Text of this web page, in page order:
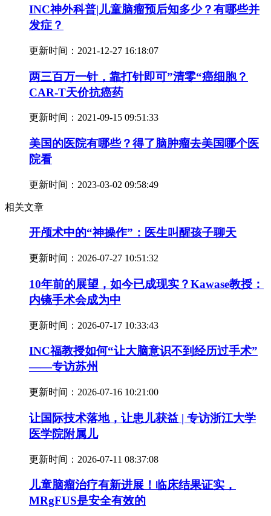
INC神外科普|儿童脑瘤预后知多少？有哪些并
发症？
更新时间： 2021-12-27 16:18:07
两三百万一针，靠打针即可”清零“癌细胞？
CAR-T天价抗癌药
更新时间： 2021-09-15 09:51:33
美国的医院有哪些？得了脑肿瘤去美国哪个医
院看
更新时间： 2023-03-02 09:58:49
相关文章
开颅术中的“神操作”：医生叫醒孩子聊天
更新时间： 2026-07-27 10:51:32
10年前的展望，如今已成现实？Kawase教授：
内镜手术会成为中
更新时间： 2026-07-17 10:33:43
INC福教授如何“让大脑意识不到经历过手术”
——专访苏州
更新时间： 2026-07-16 10:21:00
让国际技术落地，让患儿获益 | 专访浙江大学
医学院附属儿
更新时间： 2026-07-11 08:37:08
儿童脑瘤治疗有新进展！临床结果证实，
MRgFUS是安全有效的